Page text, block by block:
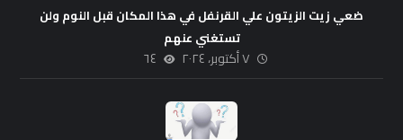
ضعي زيت الزيتون علي القرنفل في هذا المكان قبل النوم ولن
تستغني عنهم
٧ أكتوبر، ٢٠٢٤ ٦٤